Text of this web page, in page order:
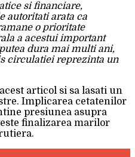
si financiare,
autoritati arata ca
o prioritate
a acestui important
dura mai multi ani,
circulatiei reprezinta un
articol si sa lasati un
Implicarea cetatenilor
presiunea asupra
finalizarea marilor